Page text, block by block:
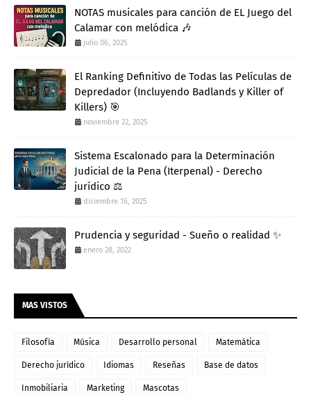
NOTAS musicales para canción de EL Juego del
Calamar con melódica 🎶
julio 06, 2025
El Ranking Definitivo de Todas las Películas de
Depredador (Incluyendo Badlands y Killer of
Killers) 🎯
noviembre 22, 2025
Sistema Escalonado para la Determinación
Judicial de la Pena (Iterpenal) - Derecho
jurídico ⚖️
diciembre 16, 2025
Prudencia y seguridad - Sueño o realidad ✨
enero 28, 2022
MAS VISTOS
Filosofía Música Desarrollo personal Matemática
Derecho jurídico Idiomas Reseñas Base de datos
Inmobiliaria Marketing Mascotas